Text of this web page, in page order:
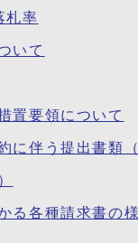
札率
いて
置要領について
に伴う提出書類
る各種請求書の